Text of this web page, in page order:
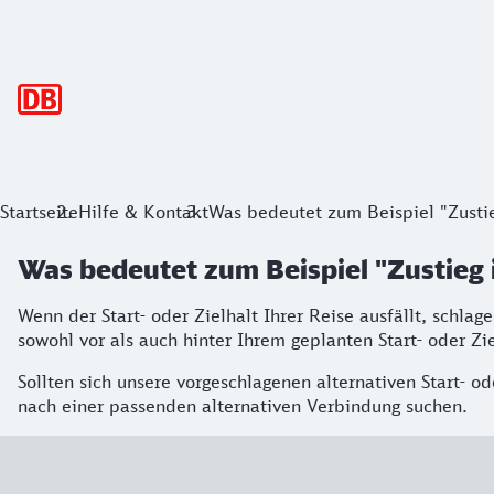
StartseiteHilfe & KontaktWas bedeutet zum Beispiel
Was bedeutet zum Beispiel
Wenn der Start- oder Zielhalt Ihrer Reise ausfällt,
sowohl vor als auch hinter Ihrem geplanten Start- oder
Sollten sich unsere vorgeschlagenen alternativen Start-
nach einer passenden alternativen Verbindung suchen.